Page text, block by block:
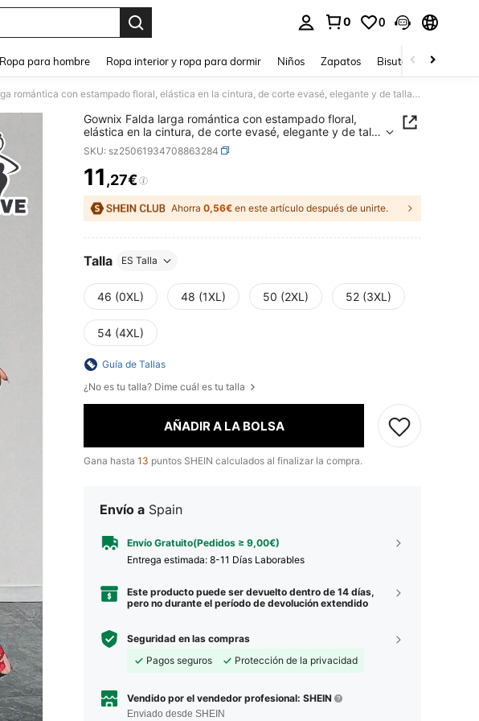
0 0
Ropa para hombre Ropa interior y ropa para dormir Niños Zapatos Bisutería Y
Gownix Falda larga romántica con estampado floral, elástica en la cintura, de corte evasé, elegante y de talla grande para mujeres. Ideal para primavera, verano, vacaciones y salidas románticas
Gownix Falda larga romántica con estampado floral,
elástica en la cintura, de corte evasé, elegante y de talla
grande para mujeres. Ideal para primavera, verano,
vacaciones y salidas románticas
SKU: sz25061934708863284
PRICE AND AVAILABILITY
11,27€
Ahorra 0,56€ en este artículo después de unirte.
Talla ES Talla
46 (0XL) 48 (1XL) 50 (2XL) 52 (3XL)
54 (4XL)
Guía de Tallas
¿No es tu talla? Dime cuál es tu talla
AÑADIR A LA BOLSA
Gana hasta 13 puntos SHEIN calculados al finalizar la compra.
Envío a Spain
Envío Gratuito(Pedidos ≥ 9,00€)
Entrega estimada: 8-11 Días Laborables
Este producto puede ser devuelto dentro de 14 días,
pero no durante el período de devolución extendido
Seguridad en las compras
Pagos seguros
Protección de la privacidad
Vendido por el vendedor profesional: SHEIN
Enviado desde SHEIN